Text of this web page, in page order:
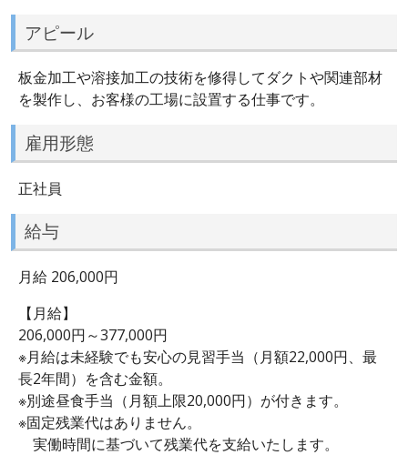
アピール
板金加工や溶接加工の技術を修得してダクトや関連部材
を製作し、お客様の工場に設置する仕事です。
雇用形態
正社員
給与
月給 206,000円
【月給】
206,000円～377,000円
※月給は未経験でも安心の見習手当（月額22,000円、最
長2年間）を含む金額。
※別途昼食手当（月額上限20,000円）が付きます。
※固定残業代はありません。
実働時間に基づいて残業代を支給いたします。